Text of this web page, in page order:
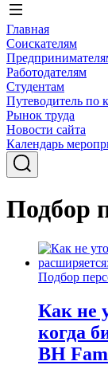
Главная
Соискателям
Работодателям
Студентам
Путеводитель по
Рынок труда
Новости сайта
Календарь
Подбор
Подбор
Как не
когда
BH